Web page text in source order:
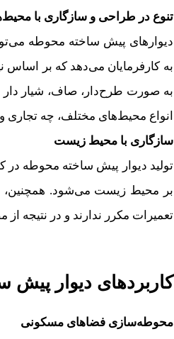
تنوع در طراحی و سازگاری با
دیوارهای پیش ساخته محوطه
به کارفرمایان می‌دهد که بر اساس
به صورت طرح‌دار، صاف، شیار دار
انواع محیط‌های مختلف، چه
سازگاری با محیط‌ زیست
تولید دیوار پیش ساخته محوطه در
بر محیط زیست می‌شود. همچنین، این
تعمیرات مکرر ندارند و در
کاربردهای دیوار
محوطه‌سازی فضاهای مسکونی